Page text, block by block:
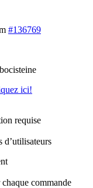
#136769
ici!
requise
d’utilisateurs
commande